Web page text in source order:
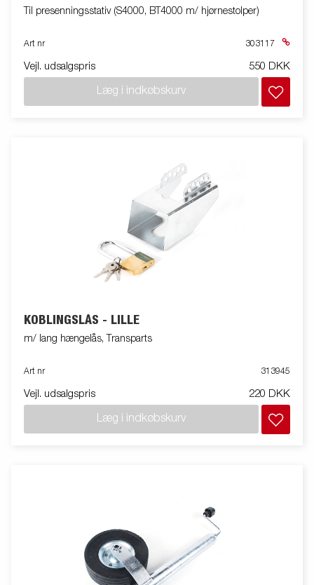
Til presenningsstativ (S4000, BT4000 m/ hjørnestolper)
Art nr 303117
Vejl. udsalgspris 550 DKK
Læg i indkøbskurv
KOBLINGSLÅS - LILLE
m/ lang hængelås, Transparts
Art nr 313945
Vejl. udsalgspris 220 DKK
Læg i indkøbskurv